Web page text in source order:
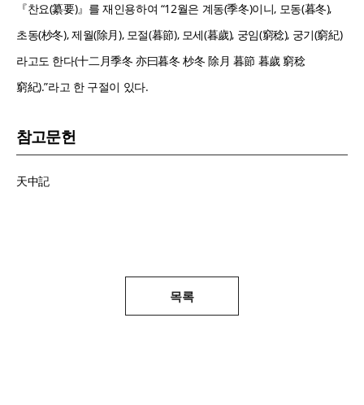
『찬요(纂要)』를 재인용하여 “12월은 계동(季冬)이니, 모동(暮冬),
초동(杪冬), 제월(除月), 모절(暮節), 모세(暮歲), 궁임(窮稔), 궁기(窮紀)
라고도 한다(十二月季冬 亦曰暮冬 杪冬 除月 暮節 暮歲 窮稔
窮紀).”라고 한 구절이 있다.
참고문헌
天中記
목록